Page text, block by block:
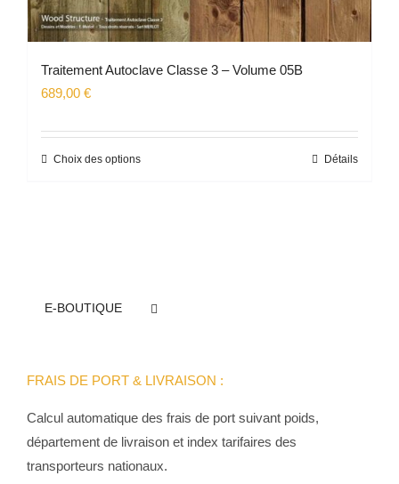
Traitement Autoclave Classe 3 – Volume 05B
689,00 €
Choix des optionsCe
options
choisies
la
page
du
Détails
E-BOUTIQUE
FRAIS DE PORT & LIVRAISON :
Calcul automatique des frais de port suivant poids,
département de livraison et index tarifaires des
transporteurs nationaux.